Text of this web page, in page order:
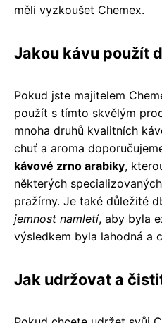
měli vyzkoušet Chemex.
Jakou kávu použít
Pokud jste majitelem
použít s tímto skvělým
mnoha druhů kvalitních
chuť a aroma
kávové zrno arabiky,
některých
pražírny. Je také důležité
jemnost namletí, aby byla
výsledkem byla lahodná a
Jak udržovat a